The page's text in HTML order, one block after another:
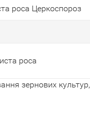
роса Церкоспороз
роса
зернових